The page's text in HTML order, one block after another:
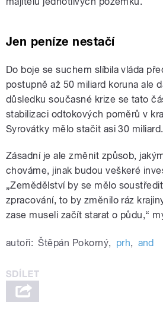
Jen peníze nestačí
Do boje se suchem slíbila vláda
postupně až 50 miliard koruna ale
důsledku současné krize se tato
stabilizaci odtokových poměrů v
Syrovátky mělo stačit asi 30 miliard.
Zásadní je ale změnit způsob,
chováme, jinak budou veškeré
„Zemědělství by se mělo
zpracování, to by změnilo ráz
zase museli začít starat o půdu,“
autoři: Štěpán Pokorný, prh, and